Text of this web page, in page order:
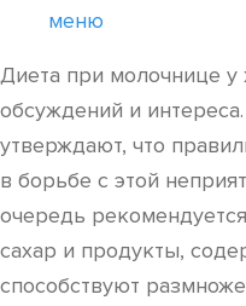
меню
Диета при молочнице
обсуждений и
утверждают, что
в борьбе с этой
очередь
сахар и продукты,
способствуют